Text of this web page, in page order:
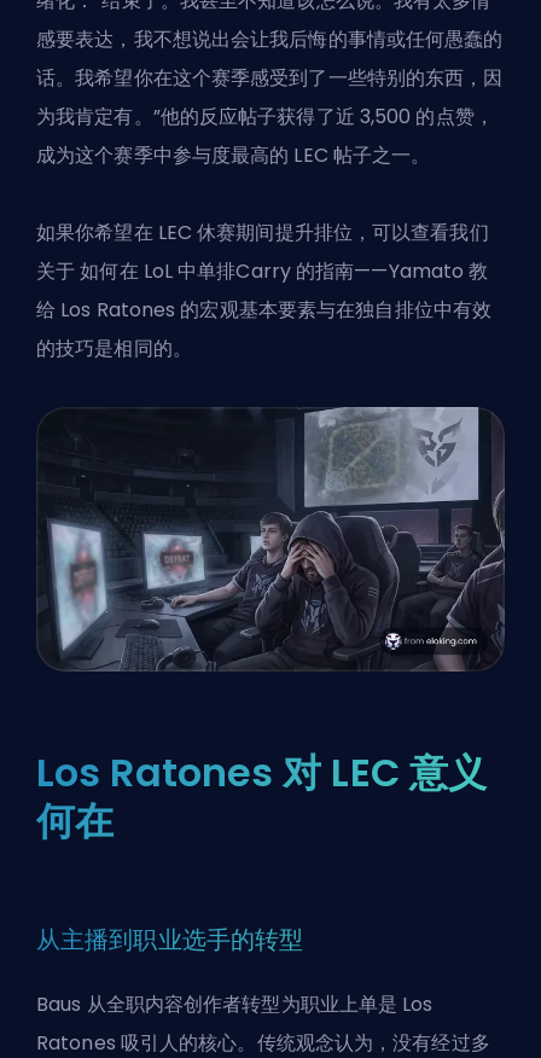
感要表达，我不想说出会让我后悔的事情或任何愚蠢的
话。我希望你在这个赛季感受到了一些特别的东西，因
为我肯定有。”他的反应帖子获得了近 3,500 的点赞，
成为这个赛季中参与度最高的 LEC 帖子之一。
如果你希望在 LEC 休赛期间提升排位，可以查看我们
关于如何在 LoL 中单排Carry的指南——Yamato 教
给 Los Ratones 的宏观基本要素与在独自排位中有效
的技巧是相同的。
Los Ratones 对 LEC 意义
何在
从主播到职业选手的转型
Baus 从全职内容创作者转型为职业上单是 Los
Ratones 吸引人的核心。传统观念认为，没有经过多